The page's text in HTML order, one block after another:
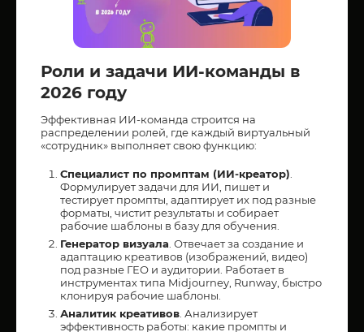
Роли и задачи ИИ-команды в
2026 году
Эффективная ИИ-команда строится на
распределении ролей, где каждый виртуальный
«сотрудник» выполняет свою функцию:
Специалист по промптам (ИИ-креатор).
Формулирует задачи для ИИ, пишет и
тестирует промпты, адаптирует их под разные
форматы, чистит результаты и собирает
рабочие шаблоны в базу для обучения.
Генератор визуала. Отвечает за создание и
адаптацию креативов (изображений, видео)
под разные ГЕО и аудитории. Работает в
инструментах типа Midjourney, Runway, быстро
клонируя рабочие шаблоны.
Аналитик креативов. Анализирует
эффективность работы: какие промпты и